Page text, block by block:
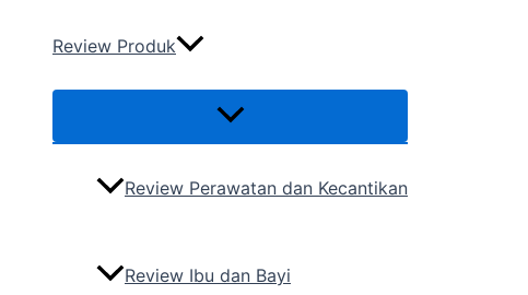
Review Produk
Review Perawatan dan Kecantikan
Review Ibu dan Bayi